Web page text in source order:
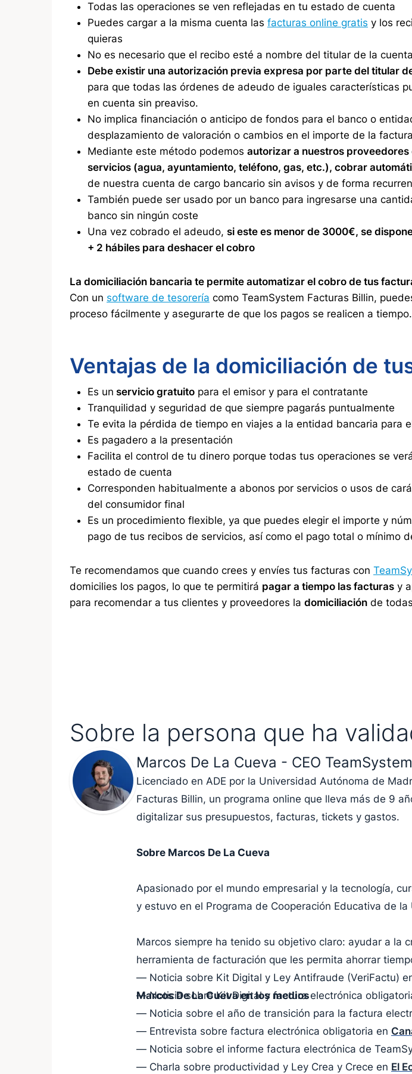
Todas las operaciones se ven reflejadas en tu estado de cuenta
Puedes cargar a la misma cuenta las facturas online gratis y los
quieras
No es necesario que el recibo esté a nombre del titular de la cuenta
Debe existir una autorización previa expresa por parte del titular
para que todas las órdenes de adeudo de iguales características
en cuenta sin preaviso.
No implica financiación o anticipo de fondos para el banco o
desplazamiento de valoración o cambios en el importe de la factura
Mediante este método podemos autorizar a nuestros proveedores
servicios (agua, ayuntamiento, teléfono, gas, etc.), cobrar
de nuestra cuenta de cargo bancario sin avisos y de forma
También puede ser usado por un banco para ingresarse una
banco sin ningún coste
Una vez cobrado el adeudo, si este es menor de 3000€, se
+ 2 hábiles para deshacer el cobro
La domiciliación bancaria te permite automatizar el cobro de tus
Con un software de tesorería como TeamSystem Facturas Billin,
proceso fácilmente y asegurarte de que los pagos se realicen a tiempo.
Ventajas de la domiciliación de
Es un servicio gratuito para el emisor y para el contratante
Tranquilidad y seguridad de que siempre pagarás puntualmente
Te evita la pérdida de tiempo en viajes a la entidad bancaria para
Es pagadero a la presentación
Facilita el control de tu dinero porque todas tus operaciones se
estado de cuenta
Corresponden habitualmente a abonos por servicios o usos de
del consumidor final
Es un procedimiento flexible, ya que puedes elegir el importe y
pago de tus recibos de servicios, así como el pago total o mínimo
Te recomendamos que cuando crees y envíes tus facturas con
domicilies los pagos, lo que te permitirá pagar a tiempo las facturas y
para recomendar a tus clientes y proveedores la domiciliación de
Sobre la persona que ha
Marcos De La Cueva - CEO
Licenciado en ADE por la Universidad Autónoma de
Facturas Billin, un programa online que lleva más de 9
digitalizar sus presupuestos, facturas, tickets y gastos.
Sobre Marcos De La Cueva
Apasionado por el mundo empresarial y la tecnología,
y estuvo en el Programa de Cooperación Educativa de
Marcos siempre ha tenido su objetivo claro: ayudar a la
herramienta de facturación que les permita ahorrar
Marcos De La Cueva en los medios
— Noticia sobre Kit Digital y Ley Antifraude (VeriFactu)
— Noticia sobre Kit Digital y factura electrónica
— Noticia sobre el año de transición para la factura
— Entrevista sobre factura electrónica obligatoria en
— Noticia sobre el informe factura electrónica de
— Charla sobre productividad y Ley Crea y Crece en El